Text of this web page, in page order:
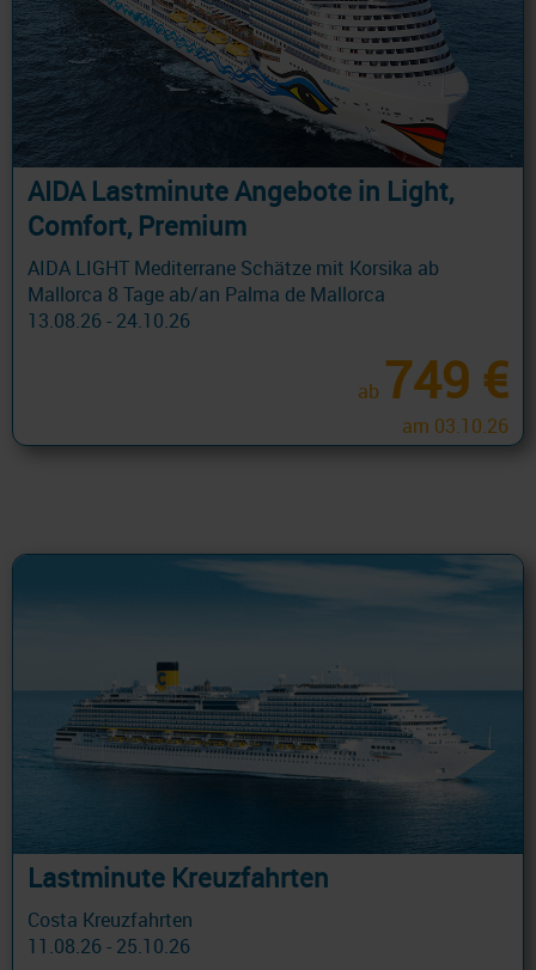
AIDA Lastminute Angebote in Light,
Comfort, Premium
AIDA LIGHT Mediterrane Schätze mit Korsika ab
Mallorca 8 Tage ab/an Palma de Mallorca
13.08.26 - 24.10.26
ab 749 €
am 03.10.26
Lastminute Kreuzfahrten
Costa Kreuzfahrten
11.08.26 - 25.10.26